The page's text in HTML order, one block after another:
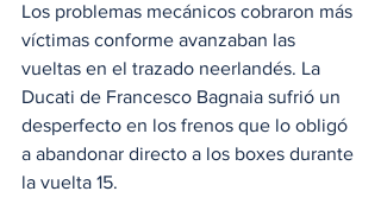
Los problemas mecánicos cobraron más
víctimas conforme avanzaban las
vueltas en el trazado neerlandés. La
Ducati de Francesco Bagnaia sufrió un
desperfecto en los frenos que lo obligó
a abandonar directo a los boxes durante
la vuelta 15.